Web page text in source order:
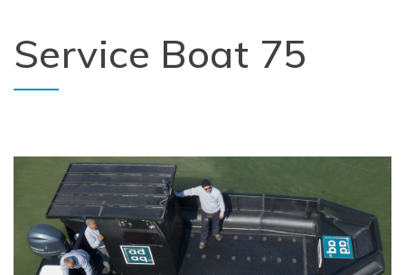
Service Boat 75